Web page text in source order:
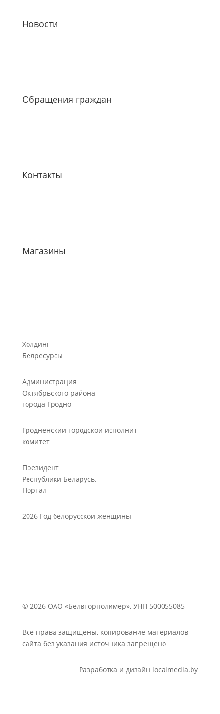
Новости
Обращения граждан
Контакты
Магазины
Холдинг
Белресурсы
Администрация
Октябрьского района
города Гродно
Гродненский городской исполнит.
комитет
Президент
Республики Беларусь.
Портал
2026 Год белорусской женщины
© 2026 ОАО «Белвторполимер», УНП 500055085
Все права защищены, копирование материалов
сайта без указания источника запрещено
Разработка и дизайн localmedia.by